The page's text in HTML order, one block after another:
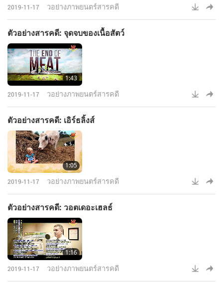
2019-11-17 วอย่างภาพยนตร์สารคดี
ตัวอย่างสารคดี: จุดจบของเนื้อสัตว์
1:43
2019-11-17 วอย่างภาพยนตร์สารคดี
ตัวอย่างสารคดี: เอิร์ธลิ้งส์
1:05
2019-11-17 วอย่างภาพยนตร์สารคดี
ตัวอย่างสารคดี: วอตเดอะเฮลธ์
1:16
2019-11-17 วอย่างภาพยนตร์สารคดี